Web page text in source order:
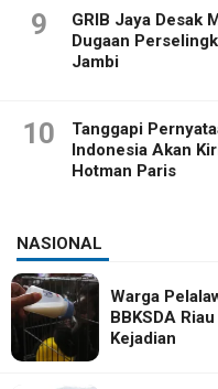
9
GRIB Jaya Desak
Dugaan
Jambi
10
Tanggapi
Indonesia Akan
Hotman Paris
NASIONAL
Warga
BBKSDA
Kejadian